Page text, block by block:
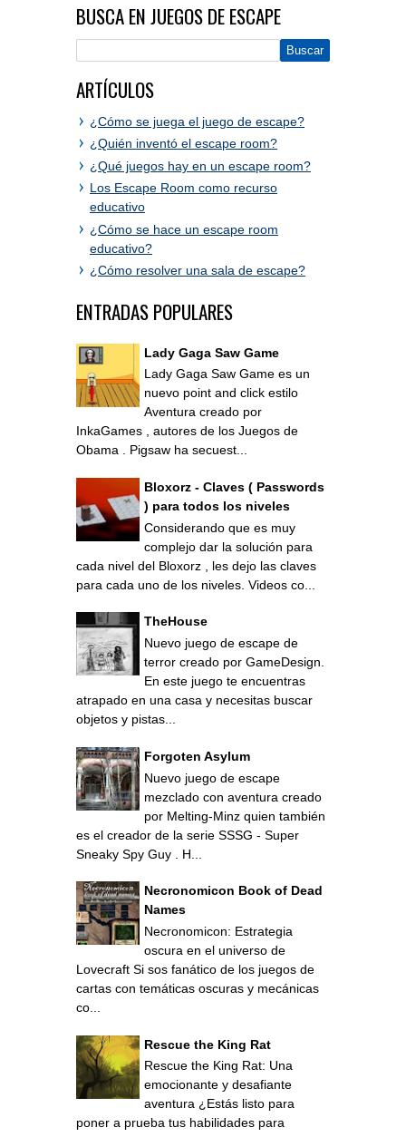
BUSCA EN JUEGOS DE ESCAPE
ARTÍCULOS
¿Cómo se juega el juego de escape?
¿Quién inventó el escape room?
¿Qué juegos hay en un escape room?
Los Escape Room como recurso
educativo
¿Cómo se hace un escape room
educativo?
¿Cómo resolver una sala de escape?
ENTRADAS POPULARES
Lady Gaga Saw Game
Lady Gaga Saw Game es un
nuevo point and click estilo
Aventura creado por
InkaGames , autores de los Juegos de
Obama . Pigsaw ha secuest...
Bloxorz - Claves ( Passwords
) para todos los niveles
Considerando que es muy
complejo dar la solución para
cada nivel del Bloxorz , les dejo las claves
para cada uno de los niveles. Videos co...
TheHouse
Nuevo juego de escape de
terror creado por GameDesign.
En este juego te encuentras
atrapado en una casa y necesitas buscar
objetos y pistas...
Forgoten Asylum
Nuevo juego de escape
mezclado con aventura creado
por Melting-Minz quien también
es el creador de la serie SSSG - Super
Sneaky Spy Guy . H...
Necronomicon Book of Dead
Names
Necronomicon: Estrategia
oscura en el universo de
Lovecraft Si sos fanático de los juegos de
cartas con temáticas oscuras y mecánicas
co...
Rescue the King Rat
Rescue the King Rat: Una
emocionante y desafiante
aventura ¿Estás listo para
poner a prueba tus habilidades para